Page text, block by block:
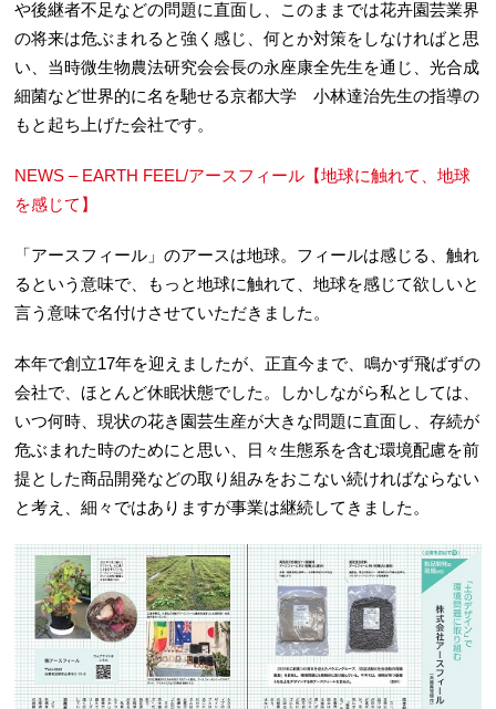
や後継者不足などの問題に直面し、このままでは花卉園芸業界
の将来は危ぶまれると強く感じ、何とか対策をしなければと思
い、当時微生物農法研究会会長の永座康全先生を通じ、光合成
細菌など世界的に名を馳せる京都大学 小林達治先生の指導の
もと起ち上げた会社です。
NEWS – EARTH FEEL/アースフィール【地球に触れて、地球
を感じて】
「アースフィール」のアースは地球。フィールは感じる、触れ
るという意味で、もっと地球に触れて、地球を感じて欲しいと
言う意味で名付けさせていただきました。
本年で創立17年を迎えましたが、正直今まで、鳴かず飛ばずの
会社で、ほとんど休眠状態でした。しかしながら私としては、
いつ何時、現状の花き園芸生産が大きな問題に直面し、存続が
危ぶまれた時のためにと思い、日々生態系を含む環境配慮を前
提とした商品開発などの取り組みをおこない続ければならない
と考え、細々ではありますが事業は継続してきました。